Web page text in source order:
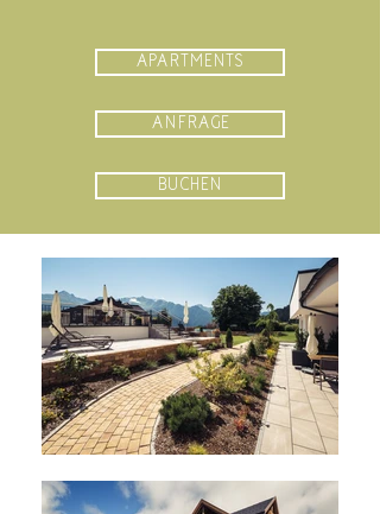
APARTMENTS
ANFRAGE
BUCHEN